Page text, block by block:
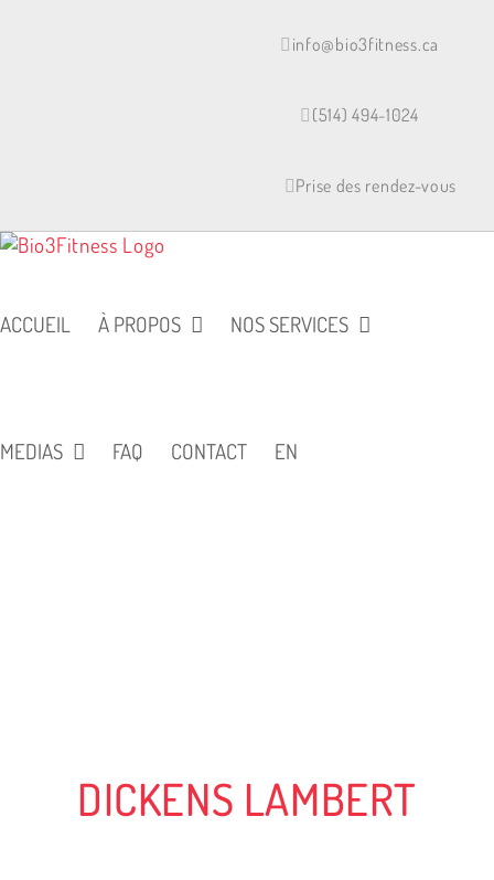
info@bio3fitness.ca
(514) 494-1024
Prise des rendez-vous
ACCUEIL À PROPOS NOS SERVICES
MEDIAS FAQ CONTACT EN
DICKENS LAMBERT